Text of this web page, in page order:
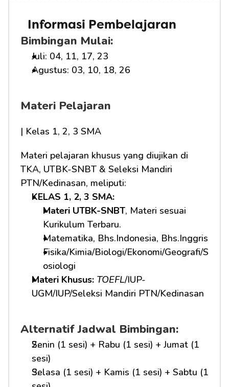
Informasi Pembelajaran
Bimbingan Mulai:
Juli: 04, 11, 17, 23
Agustus: 03, 10, 18, 26
Materi Pelajaran
| Kelas 1, 2, 3 SMA
Materi pelajaran khusus yang diujikan di
TKA, UTBK-SNBT & Seleksi Mandiri
PTN/Kedinasan, meliputi:
KELAS 1, 2, 3 SMA:
Materi UTBK-SNBT, Materi sesuai
Kurikulum Terbaru.
Matematika, Bhs.Indonesia, Bhs.Inggris
Fisika/Kimia/Biologi/Ekonomi/Geografi/S
osiologi
Materi Khusus: TOEFL/IUP-
UGM/IUP/Seleksi Mandiri PTN/Kedinasan
Alternatif Jadwal Bimbingan:
Senin (1 sesi) + Rabu (1 sesi) + Jumat (1
sesi)
Selasa (1 sesi) + Kamis (1 sesi) + Sabtu (1